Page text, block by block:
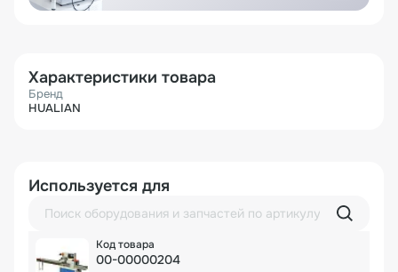
Характеристики товара
Бренд
HUALIAN
Используется для
00-00000204